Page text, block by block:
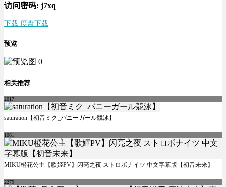
访问密码: j7xq
下载 度盘下载
预览
相关推荐
2017
saturation【初音ミク_バニーガール競泳】
1061
MIKU橙花公主【歌姬PV】闪亮之夜 ストロボナイツ 中文字幕版【初音未来】
2279